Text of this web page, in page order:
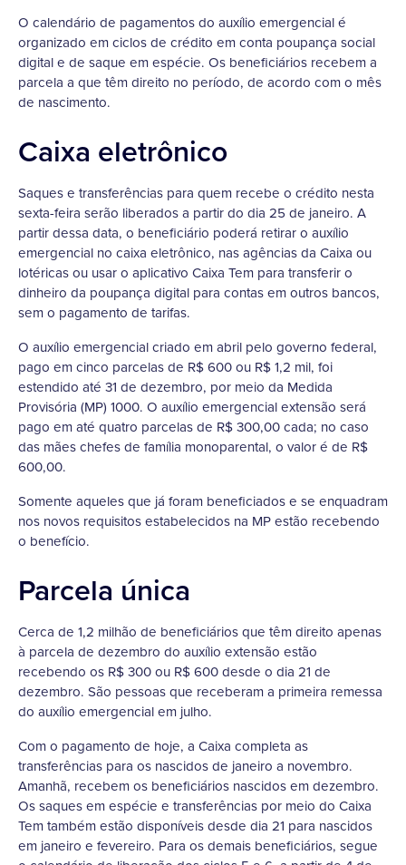
O calendário de pagamentos do auxílio emergencial é
organizado em ciclos de crédito em conta poupança social
digital e de saque em espécie. Os beneficiários recebem a
parcela a que têm direito no período, de acordo com o mês
de nascimento.
Caixa eletrônico
Saques e transferências para quem recebe o crédito nesta
sexta-feira serão liberados a partir do dia 25 de janeiro. A
partir dessa data, o beneficiário poderá retirar o auxílio
emergencial no caixa eletrônico, nas agências da Caixa ou
lotéricas ou usar o aplicativo Caixa Tem para transferir o
dinheiro da poupança digital para contas em outros bancos,
sem o pagamento de tarifas.
O auxílio emergencial criado em abril pelo governo federal,
pago em cinco parcelas de R$ 600 ou R$ 1,2 mil, foi
estendido até 31 de dezembro, por meio da Medida
Provisória (MP) 1000. O auxílio emergencial extensão será
pago em até quatro parcelas de R$ 300,00 cada; no caso
das mães chefes de família monoparental, o valor é de R$
600,00.
Somente aqueles que já foram beneficiados e se enquadram
nos novos requisitos estabelecidos na MP estão recebendo
o benefício.
Parcela única
Cerca de 1,2 milhão de beneficiários que têm direito apenas
à parcela de dezembro do auxílio extensão estão
recebendo os R$ 300 ou R$ 600 desde o dia 21 de
dezembro. São pessoas que receberam a primeira remessa
do auxílio emergencial em julho.
Com o pagamento de hoje, a Caixa completa as
transferências para os nascidos de janeiro a novembro.
Amanhã, recebem os beneficiários nascidos em dezembro.
Os saques em espécie e transferências por meio do Caixa
Tem também estão disponíveis desde dia 21 para nascidos
em janeiro e fevereiro. Para os demais beneficiários, segue